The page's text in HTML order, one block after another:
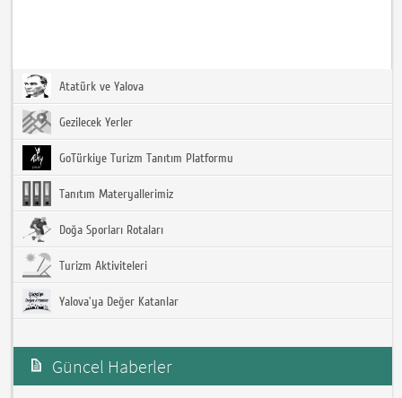
Atatürk ve Yalova
Gezilecek Yerler
GoTürkiye Turizm Tanıtım Platformu
Tanıtım Materyallerimiz
Doğa Sporları Rotaları
Turizm Aktiviteleri
Yalova'ya Değer Katanlar
Güncel Haberler